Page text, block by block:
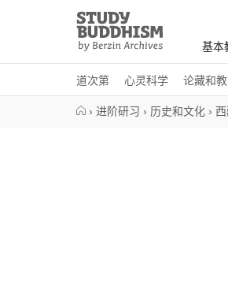
Study
Buddhism
Home
基本
道次第 心灵科学 论藏和
› 进阶研习 › 历史和文化 ›